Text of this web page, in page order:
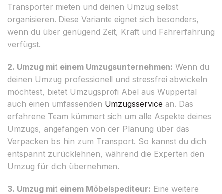
Transporter mieten und deinen Umzug selbst
organisieren. Diese Variante eignet sich besonders,
wenn du über genügend Zeit, Kraft und Fahrerfahrung
verfügst.
2. Umzug mit einem Umzugsunternehmen: Wenn du
deinen Umzug professionell und stressfrei abwickeln
möchtest, bietet Umzugsprofi Abel aus Wuppertal
auch einen umfassenden Umzugsservice an. Das
erfahrene Team kümmert sich um alle Aspekte deines
Umzugs, angefangen von der Planung über das
Verpacken bis hin zum Transport. So kannst du dich
entspannt zurücklehnen, während die Experten den
Umzug für dich übernehmen.
3. Umzug mit einem Möbelspediteur: Eine weitere